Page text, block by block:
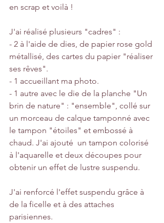
en scrap et voilà !
J'ai réalisé plusieurs "cadres" :
- 2 à l'aide de dies, de papier rose gold
métallisé, des cartes du papier "réaliser
ses rêves".
- 1 accueillant ma photo.
- 1 autre avec le die de la planche "Un
brin de nature" : "ensemble", collé sur
un morceau de calque tamponné avec
le tampon "étoiles" et embossé à
chaud. J'ai ajouté  un tampon colorisé
à l'aquarelle et deux découpes pour
obtenir un effet de lustre suspendu.
J'ai renforcé l'effet suspendu grâce à
de la ficelle et à des attaches
parisiennes.